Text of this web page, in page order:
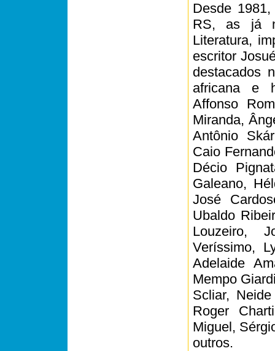
Desde
RS, as já
Literatura,
escritor
destacados
africana e
Affonso
Miranda,
Antônio
Caio
Décio
Galeano,
José
Ubaldo
Louzeiro,
Veríssimo,
Adelaide
Mempo
Scliar,
Roger
Miguel,
outros.